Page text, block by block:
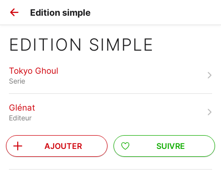
Edition simple
EDITION SIMPLE
Tokyo Ghoul
Serie
Glénat
Editeur
AJOUTER SUIVRE